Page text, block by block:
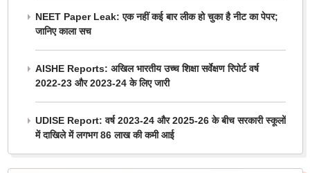
NEET Paper Leak: एक नहीं कई बार लीक हो चुका है नीट का पेपर;
जानिए काला सच
AISHE Reports: अखिल भारतीय उच्च शिक्षा सर्वेक्षण रिपोर्ट वर्ष
2022-23 और 2023-24 के लिए जारी
UDISE Report: वर्ष 2023-24 और 2025-26 के बीच सरकारी स्कूलों
में दाखिले में लगभग 86 लाख की कमी आई